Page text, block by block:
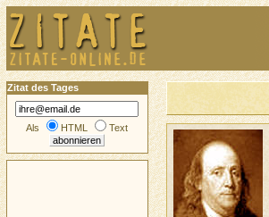
Zitat des Tages
Als HTML Text